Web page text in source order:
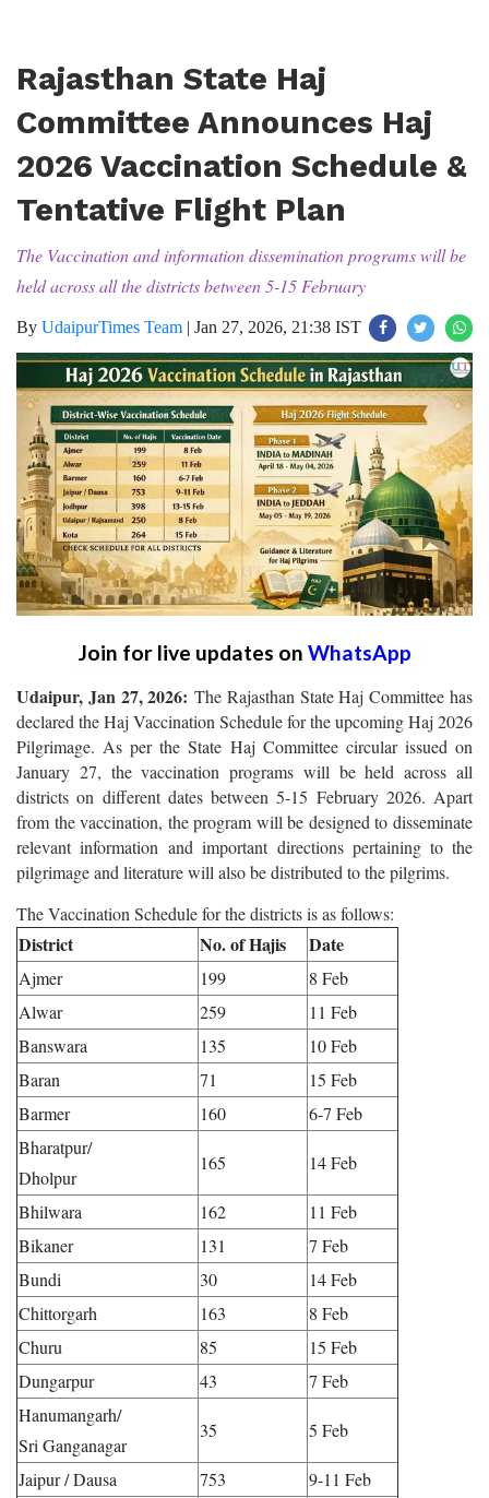
Rajasthan State Haj
Committee Announces Haj
2026 Vaccination Schedule &
Tentative Flight Plan
The Vaccination and information dissemination programs will be
held across all the districts between 5-15 February
By UdaipurTimes Team | Jan 27, 2026, 21:38 IST
Join for live updates on WhatsApp
Udaipur, Jan 27, 2026:The Rajasthan State Haj Committee has
declared the Haj Vaccination Schedule for the upcoming Haj 2026
Pilgrimage. As per the State Haj Committee circular issued on
January 27, the vaccination programs will be held across all
districts on different dates between 5-15 February 2026. Apart
from the vaccination, the program will be designed to disseminate
relevant information and important directions pertaining to the
pilgrimage and literature will also be distributed to the pilgrims.
The Vaccination Schedule for the districts is as follows:
District No. of Hajis Date
Ajmer 199
8 Feb
Alwar
259
11 Feb
Banswara
135
10 Feb
Baran
71
15 Feb
Barmer
160
6-7 Feb
Bharatpur/
Dholpur
165 14 Feb
Bhilwara 162
11 Feb
Bikaner
131
7 Feb
Bundi
30
14 Feb
Chittorgarh
163
8 Feb
Churu
85
15 Feb
Dungarpur
43
7 Feb
Hanumangarh/
Sri Ganganagar
35 5 Feb
Jaipur / Dausa 753
9-11 Feb